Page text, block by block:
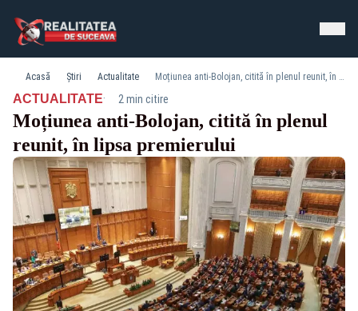
Acasă Știri Actualitate Moțiunea anti‑Bolojan, citită în plenul reunit, în lipsa premierului
ACTUALITATE· 2 min citire
Moțiunea anti‑Bolojan, citită în plenul
reunit, în lipsa premierului